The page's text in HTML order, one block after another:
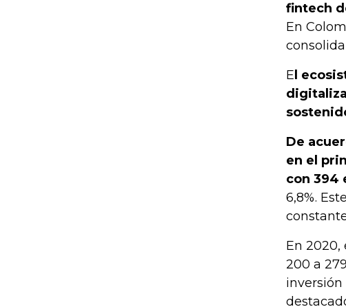
fintech
En
E l
De
en el
con 394
6,8%.
En 2020,
200 a